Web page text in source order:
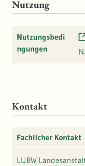
Nutzung
Nutzungsbedi
ngungen
Kontakt
Fachlicher Kontakt
LUBW